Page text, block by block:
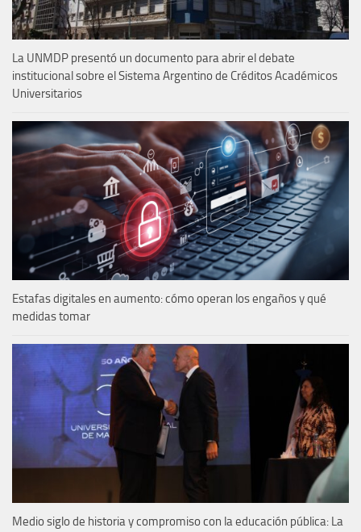
La UNMDP presentó un documento para abrir el debate
institucional sobre el Sistema Argentino de Créditos Académicos
Universitarios
Estafas digitales en aumento: cómo operan los engaños y qué
medidas tomar
Medio siglo de historia y compromiso con la educación pública: La